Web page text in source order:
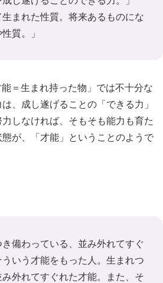
生まれた性質。将来あるものにな
質。」
＝生まれ持った物」では不十分な
、成し遂げることの「できる力」
しなければ、そもそも能力も育た
が、「才能」ということのようで
き備わっている、並み外れてすぐ
いう才能をもった人。生まれつ
外れてすぐれた才能。また、そ